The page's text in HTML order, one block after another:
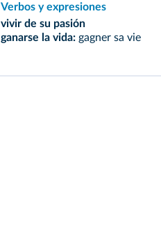
Verbos y expresiones
vivir de su pasión
ganarse la vida: gagner sa vie